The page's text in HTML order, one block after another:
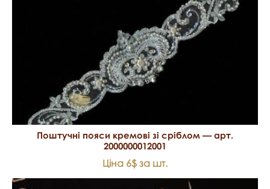
Поштучні пояси кремові зі сріблом — арт.
2000000012001
Ціна 6$ за шт.